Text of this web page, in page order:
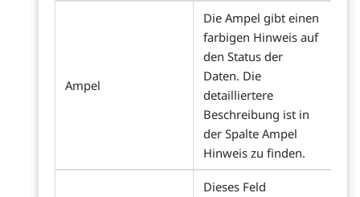
Ampel
Die Ampel gibt einen
farbigen Hinweis auf
den Status der
Daten. Die
detailliertere
Beschreibung ist in
der Spalte Ampel
Hinweis zu finden.
Dieses Feld